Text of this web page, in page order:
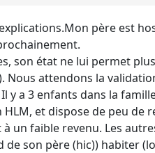
père est
son état ne lui permet
attendons la
y a 3 enfants dans la
et dispose de peu de
un faible revenu. Les
son père (hic)) habiter